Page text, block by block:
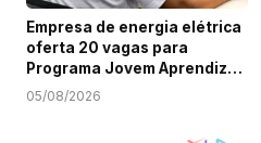
Empresa de energia elétrica
oferta 20 vagas para
Programa Jovem Aprendiz
em Sergipe
05/08/2026